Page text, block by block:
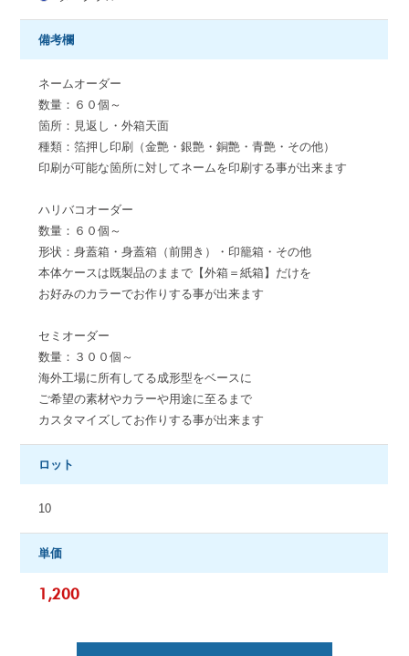
備考欄
ネームオーダー
数量：６０個～
箇所：見返し・外箱天面
種類：箔押し印刷（金艶・銀艶・銅艶・青艶・その他）
印刷が可能な箇所に対してネームを印刷する事が出来ます
ハリバコオーダー
数量：６０個～
形状：身蓋箱・身蓋箱（前開き）・印籠箱・その他
本体ケースは既製品のままで【外箱＝紙箱】だけを
お好みのカラーでお作りする事が出来ます
セミオーダー
数量：３００個～
海外工場に所有してる成形型をベースに
ご希望の素材やカラーや用途に至るまで
カスタマイズしてお作りする事が出来ます
ロット
10
単価
1,200